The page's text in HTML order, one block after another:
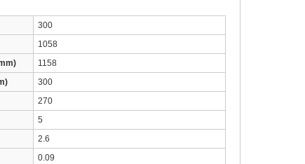
300
1058
1158
300
270
5
2.6
0.09